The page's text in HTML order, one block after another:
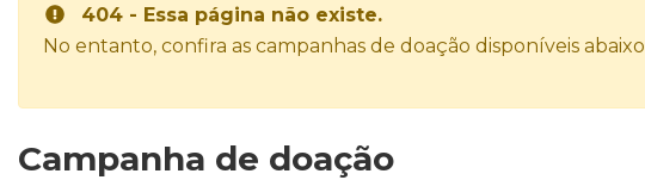
404 - Essa página não existe.
No entanto, confira as campanhas de doação disponíveis
Campanha de doação